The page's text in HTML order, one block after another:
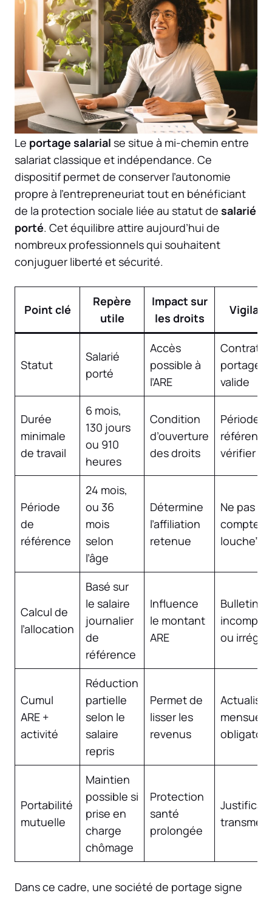
Le portage salarial se situe à mi-chemin entre
salariat classique et indépendance. Ce
dispositif permet de conserver l’autonomie
propre à l’entrepreneuriat tout en bénéficiant
de la protection sociale liée au statut de salarié
porté. Cet équilibre attire aujourd’hui de
nombreux professionnels qui souhaitent
conjuguer liberté et sécurité.
Point clé
Repère
utile
Impact sur
les droits
Statut
Salarié
porté
Accès
possible à
l’ARE
Contrat
portage
valide
Durée
minimale
de travail
6 mois,
130 jours
ou 910
heures
Condition
d’ouverture
des droits
Période
vérifier
Période
de
référence
24 mois,
ou 36
mois
selon
l’âge
Détermine
l’affiliation
retenue
Ne pas
compter
louche”
Calcul de
l’allocation
Basé sur
le salaire
journalier
de
référence
Influence
le montant
ARE
Bulletins
ou
Cumul
ARE +
activité
Réduction
partielle
selon le
salaire
repris
Permet de
lisser les
revenus
Portabilité
mutuelle
Maintien
possible si
prise en
charge
chômage
Protection
santé
prolongée
Dans ce cadre, une société de portage signe